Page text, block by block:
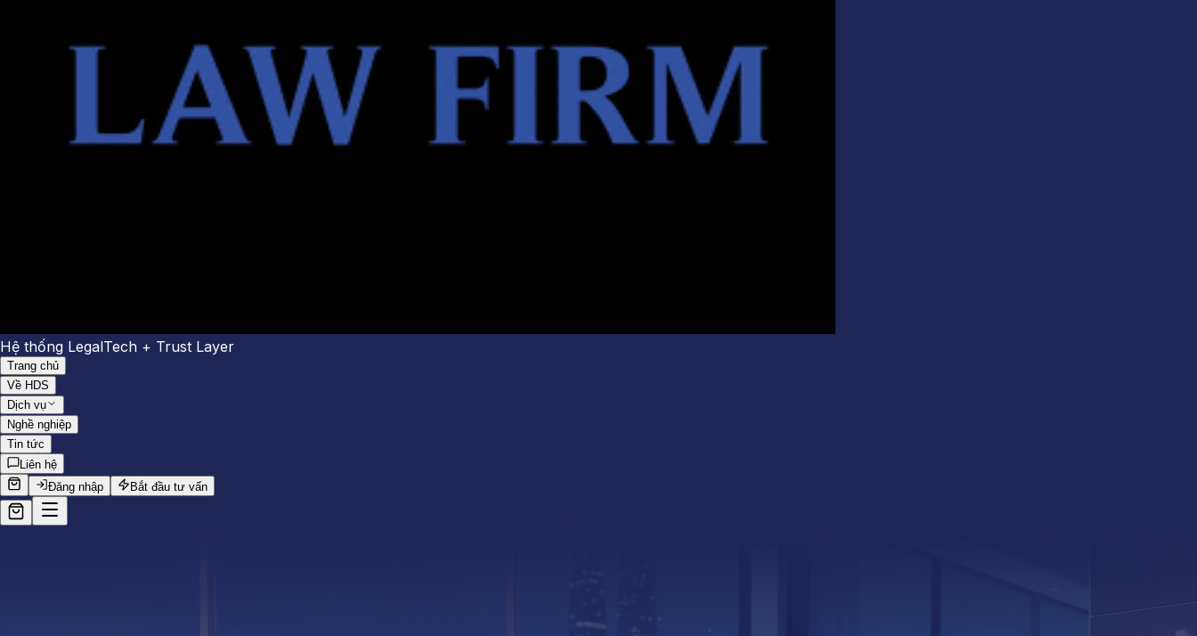
Hệ thống LegalTech + Trust Layer
Trang chủ
Về HDS
Dịch vụ
Nghề nghiệp
Tin tức
Liên hệ
Đăng nhập
Bắt đầu tư vấn